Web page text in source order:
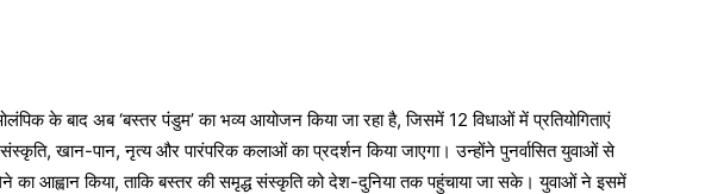
के बाद अब ‘बस्तर पंडुम’ का भव्य आयोजन किया जा रहा है, जिसमें 12 विधाओं में प्रतियोगिताएं
खान-पान, नृत्य और पारंपरिक कलाओं का प्रदर्शन किया जाएगा। उन्होंने पुनर्वासित युवाओं से
आह्वान किया, ताकि बस्तर की समृद्ध संस्कृति को देश-दुनिया तक पहुंचाया जा सके। युवाओं ने इसमें